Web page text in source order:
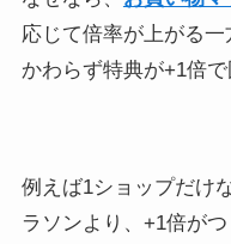
応じて倍率が上がる一
かわらず特典が+1倍で
例えば1ショップだけ
ラソンより、+1倍がつ